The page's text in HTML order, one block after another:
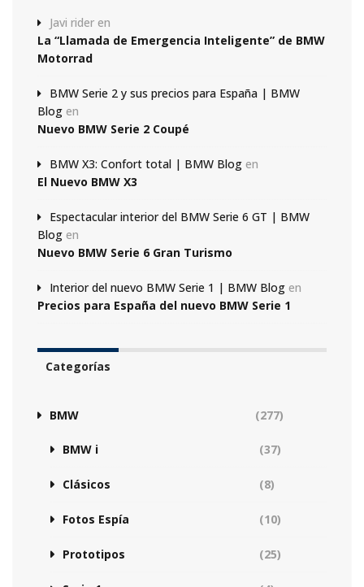
Javi rider en
La “Llamada de Emergencia Inteligente” de BMW
Motorrad
BMW Serie 2 y sus precios para España | BMW
Blog en
Nuevo BMW Serie 2 Coupé
BMW X3: Confort total | BMW Blog en
El Nuevo BMW X3
Espectacular interior del BMW Serie 6 GT | BMW
Blog en
Nuevo BMW Serie 6 Gran Turismo
Interior del nuevo BMW Serie 1 | BMW Blog en
Precios para España del nuevo BMW Serie 1
Categorías
BMW (277)
BMW i (37)
Clásicos (8)
Fotos Espía (10)
Prototipos (25)